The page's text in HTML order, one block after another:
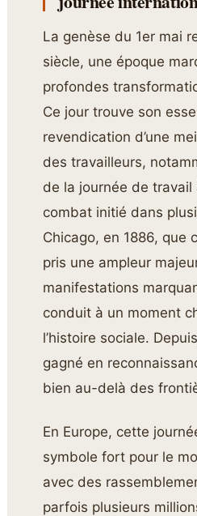
La genèse du 1er mai
siècle, une époque
profondes
Ce jour trouve son
revendication d’une
des travailleurs,
de la journée de travail
combat initié dans
Chicago, en 1886, que
pris une ampleur
manifestations
conduit à un moment
l’histoire sociale.
gagné en
bien au-delà des
En Europe, cette
symbole fort pour le
avec des
parfois plusieurs